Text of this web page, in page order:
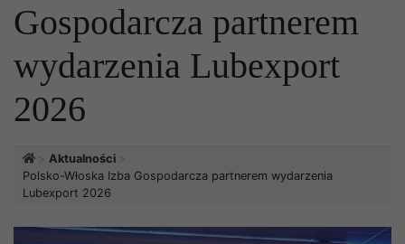
Gospodarcza partnerem
wydarzenia Lubexport
2026
Aktualności
Polsko-Włoska Izba Gospodarcza partnerem wydarzenia
Lubexport 2026